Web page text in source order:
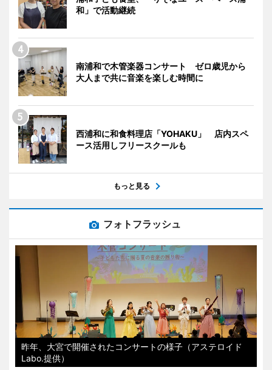
和」で活動継続
南浦和で木管楽器コンサート ゼロ歳児から
大人まで共に音楽を楽しむ時間に
西浦和に和食料理店「YOHAKU」 店内スペ
ース活用しフリースクールも
もっと見る
フォトフラッシュ
昨年、大宮で開催されたコンサートの様子（アステロイド
Labo.提供）